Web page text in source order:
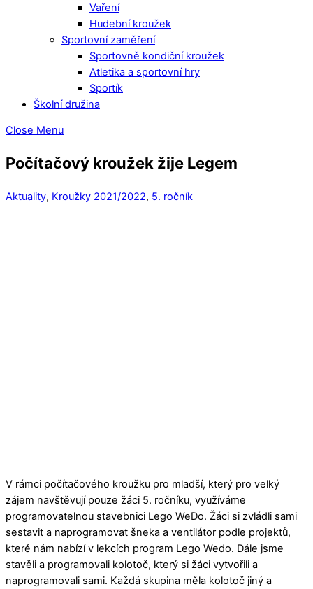
Vaření
Hudební kroužek
Sportovní zaměření
Sportovně kondiční kroužek
Atletika a sportovní hry
Sportík
Školní družina
Close Menu
Počítačový kroužek žije Legem
Aktuality, Kroužky 2021/2022, 5. ročník
V rámci počítačového kroužku pro mladší, který pro velký
zájem navštěvují pouze žáci 5. ročníku, využíváme
programovatelnou stavebnici Lego WeDo. Žáci si zvládli sami
sestavit a naprogramovat šneka a ventilátor podle projektů,
které nám nabízí v lekcích program Lego Wedo. Dále jsme
stavěli a programovali kolotoč, který si žáci vytvořili a
naprogramovali sami. Každá skupina měla kolotoč jiný a